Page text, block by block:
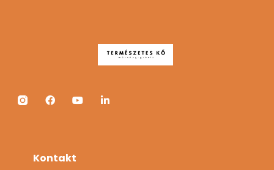
Kontakt